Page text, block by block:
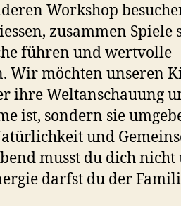
Workshop
zusammen Spiele
führen und wertvolle
Wir möchten unseren
ihre Weltanschauung
ist, sondern sie
und
musst du dich nicht
darfst du der